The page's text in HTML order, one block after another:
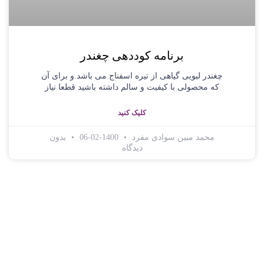
برنامه کوددهی چغندر
چغندر لبویی گیاهی از تیره اسفناج می باشد.و برای آن
که محصولی با کیفیت و سالم داشته باشید قطعا نیاز
کلیک کنید
محمد مبین سوادی مفرد
بدون
دیدگاه